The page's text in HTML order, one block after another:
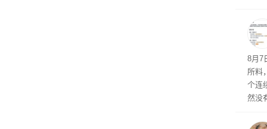
ss
悄
8月7
所料
个连
然没
有